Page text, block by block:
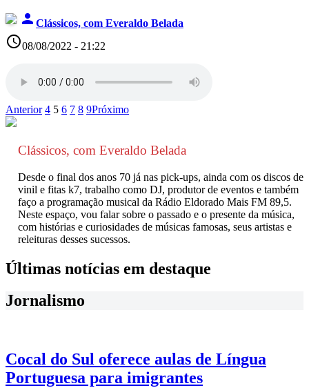
person Clássicos, com Everaldo Belada
access_time08/08/2022 - 21:22
Anterior 4 5 6 7 8 9Próximo
Clássicos, com Everaldo Belada
Desde o final dos anos 70 já nas pick-ups, ainda com os discos de
vinil e fitas k7, trabalho como DJ, produtor de eventos e também
faço a programação musical da Rádio Eldorado Mais FM 89,5.
Neste espaço, vou falar sobre o passado e o presente da música,
com histórias e curiosidades de músicas famosas, seus artistas e
releituras desses sucessos.
Últimas notícias em destaque
Jornalismo
Cocal do Sul oferece aulas de Língua
Portuguesa para imigrantes